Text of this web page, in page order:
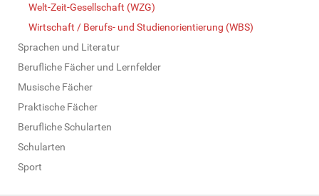
Welt-Zeit-Gesellschaft (WZG)
Wirtschaft / Berufs- und Studienorientierung (WBS)
Sprachen und Literatur
Berufliche Fächer und Lernfelder
Musische Fächer
Praktische Fächer
Berufliche Schularten
Schularten
Sport